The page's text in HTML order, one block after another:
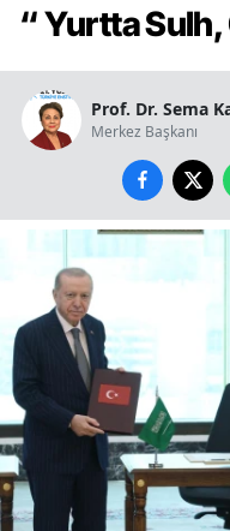
“ Yurtta
Prof. Dr. Sema
Merkez Başkanı